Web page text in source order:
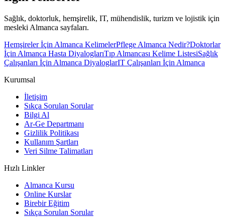
Sağlık, doktorluk, hemşirelik, IT, mühendislik, turizm ve lojistik için
mesleki Almanca sayfaları.
Hemşireler İçin Almanca KelimelerPflege Almanca Nedir?Doktorlar
İçin Almanca Hasta DiyaloglarıTıp Almancası Kelime ListesiSağlık
Çalışanları İçin Almanca DiyaloglarIT Çalışanları İçin Almanca
Kurumsal
İletişim
Sıkça Sorulan Sorular
Bilgi Al
Ar-Ge Departmanı
Gizlilik Politikası
Kullanım Şartları
Veri Silme Talimatları
Hızlı Linkler
Almanca Kursu
Online Kurslar
Birebir Eğitim
Sıkça Sorulan Sorular